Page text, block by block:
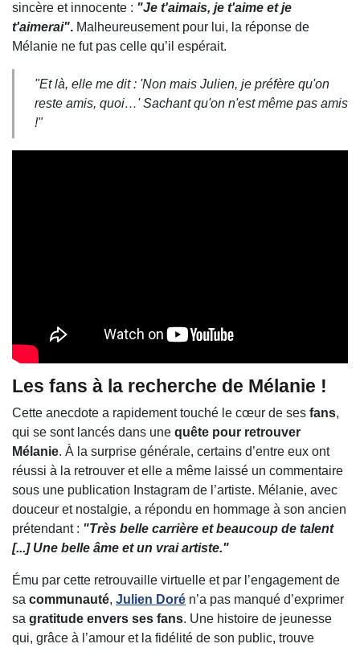
sincère et innocente : "Je t'aimais, je t'aime et je
t'aimerai". Malheureusement pour lui, la réponse de
Mélanie ne fut pas celle qu’il espérait.
"Et là, elle me dit : 'Non mais Julien, je préfère qu'on
reste amis, quoi…' Sachant qu'on n'est même pas amis
!"
Les fans à la recherche de Mélanie !
Cette anecdote a rapidement touché le cœur de ses fans,
qui se sont lancés dans une quête pour retrouver
Mélanie. À la surprise générale, certains d’entre eux ont
réussi à la retrouver et elle a même laissé un commentaire
sous une publication Instagram de l’artiste. Mélanie, avec
douceur et nostalgie, a répondu en hommage à son ancien
prétendant : "Très belle carrière et beaucoup de talent
[...] Une belle âme et un vrai artiste."
Ému par cette retrouvaille virtuelle et par l’engagement de
sa communauté, Julien Doré n’a pas manqué d’exprimer
sa gratitude envers ses fans. Une histoire de jeunesse
qui, grâce à l’amour et la fidélité de son public, trouve